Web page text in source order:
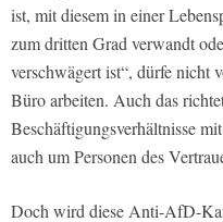
ist, mit diesem in einer
zum dritten Grad verwandt
verschwägert ist“, dürfe nicht
Büro arbeiten. Auch das
Beschäftigungsverhältnisse
auch um Personen des
Doch wird diese Anti-AfD-